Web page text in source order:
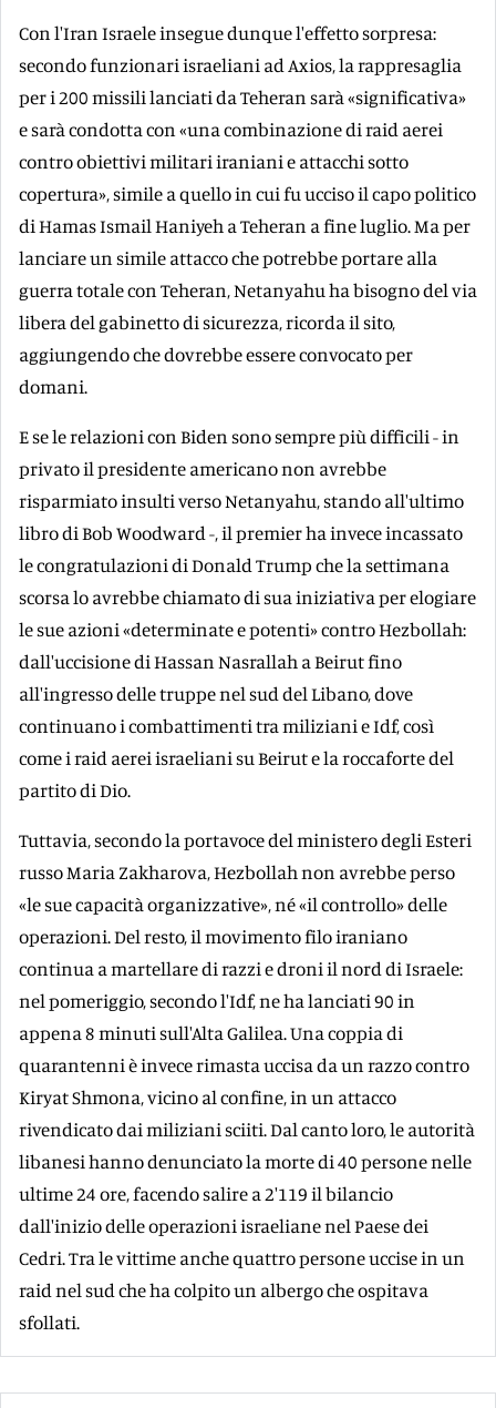
Con l'Iran Israele insegue dunque l'effetto sorpresa:
secondo funzionari israeliani ad Axios, la rappresaglia
per i 200 missili lanciati da Teheran sarà «significativa»
e sarà condotta con «una combinazione di raid aerei
contro obiettivi militari iraniani e attacchi sotto
copertura», simile a quello in cui fu ucciso il capo politico
di Hamas Ismail Haniyeh a Teheran a fine luglio. Ma per
lanciare un simile attacco che potrebbe portare alla
guerra totale con Teheran, Netanyahu ha bisogno del via
libera del gabinetto di sicurezza, ricorda il sito,
aggiungendo che dovrebbe essere convocato per
domani.
E se le relazioni con Biden sono sempre più difficili - in
privato il presidente americano non avrebbe
risparmiato insulti verso Netanyahu, stando all'ultimo
libro di Bob Woodward -, il premier ha invece incassato
le congratulazioni di Donald Trump che la settimana
scorsa lo avrebbe chiamato di sua iniziativa per elogiare
le sue azioni «determinate e potenti» contro Hezbollah:
dall'uccisione di Hassan Nasrallah a Beirut fino
all'ingresso delle truppe nel sud del Libano, dove
continuano i combattimenti tra miliziani e Idf, così
come i raid aerei israeliani su Beirut e la roccaforte del
partito di Dio.
Tuttavia, secondo la portavoce del ministero degli Esteri
russo Maria Zakharova, Hezbollah non avrebbe perso
«le sue capacità organizzative», né «il controllo» delle
operazioni. Del resto, il movimento filo iraniano
continua a martellare di razzi e droni il nord di Israele:
nel pomeriggio, secondo l'Idf, ne ha lanciati 90 in
appena 8 minuti sull'Alta Galilea. Una coppia di
quarantenni è invece rimasta uccisa da un razzo contro
Kiryat Shmona, vicino al confine, in un attacco
rivendicato dai miliziani sciiti. Dal canto loro, le autorità
libanesi hanno denunciato la morte di 40 persone nelle
ultime 24 ore, facendo salire a 2'119 il bilancio
dall'inizio delle operazioni israeliane nel Paese dei
Cedri. Tra le vittime anche quattro persone uccise in un
raid nel sud che ha colpito un albergo che ospitava
sfollati.